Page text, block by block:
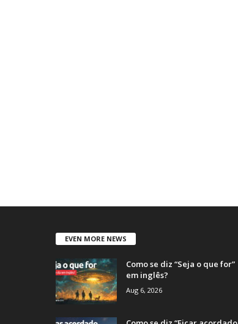
EVEN MORE NEWS
Como se diz “Seja o que for”
em inglês?
Aug 6, 2026